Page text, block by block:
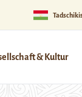
& Kultur